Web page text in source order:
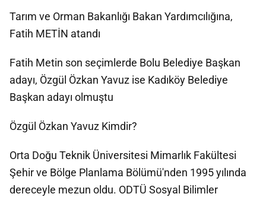
Tarım ve Orman Bakanlığı Bakan Yardımcılığına,
Fatih METİN atandı
Fatih Metin son seçimlerde Bolu Belediye Başkan
adayı, Özgül Özkan Yavuz ise Kadıköy Belediye
Başkan adayı olmuştu
Özgül Özkan Yavuz Kimdir?
Orta Doğu Teknik Üniversitesi Mimarlık Fakültesi
Şehir ve Bölge Planlama Bölümü'nden 1995 yılında
dereceyle mezun oldu. ODTÜ Sosyal Bilimler